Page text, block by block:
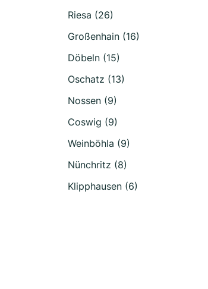
Riesa (26)
Großenhain (16)
Döbeln (15)
Oschatz (13)
Nossen (9)
Coswig (9)
Weinböhla (9)
Nünchritz (8)
Klipphausen (6)